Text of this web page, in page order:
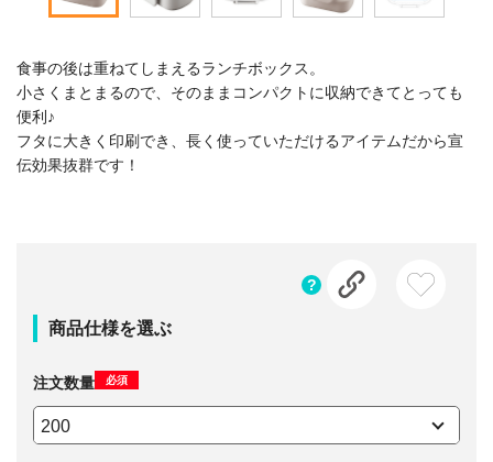
食事の後は重ねてしまえるランチボックス。
小さくまとまるので、そのままコンパクトに収納できてとっても
便利♪
フタに大きく印刷でき、長く使っていただけるアイテムだから宣
伝効果抜群です！
商品仕様を選ぶ
注文数量 必須